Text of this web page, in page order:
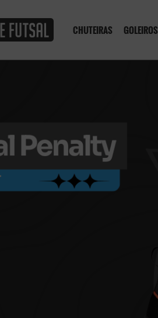
CHUTEIRAS GOLEIROS